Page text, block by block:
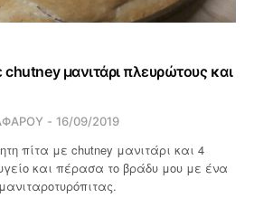
chutney μανιτάρι πλευρώτους και
16/09/2019
πίτα με chutney μανιτάρι και 4
και πέρασα το βράδυ μου με ένα